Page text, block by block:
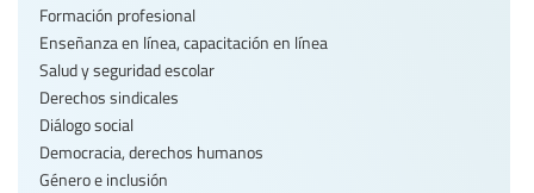
Formación profesional
Enseñanza en línea, capacitación en línea
Salud y seguridad escolar
Derechos sindicales
Diálogo social
Democracia, derechos humanos
Género e inclusión